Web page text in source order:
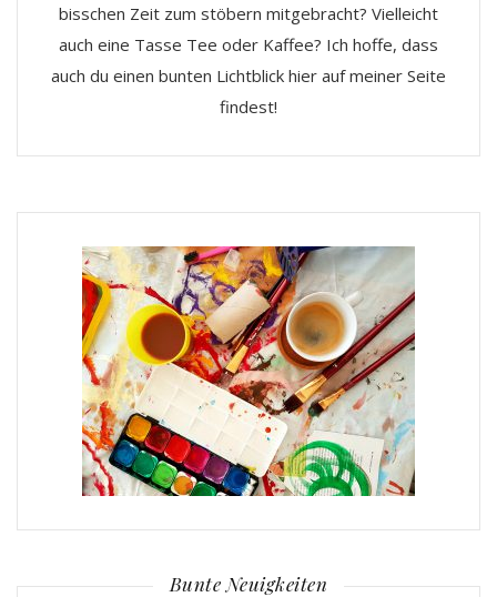
bisschen Zeit zum stöbern mitgebracht? Vielleicht
auch eine Tasse Tee oder Kaffee? Ich hoffe, dass
auch du einen bunten Lichtblick hier auf meiner Seite
findest!
Bunte Neuigkeiten